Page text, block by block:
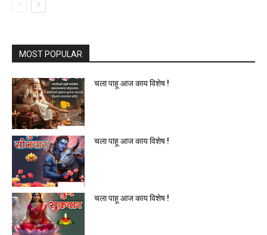
MOST POPULAR
चला पाहू आज काय विशेष !
चला पाहू आज काय विशेष !
चला पाहू आज काय विशेष !